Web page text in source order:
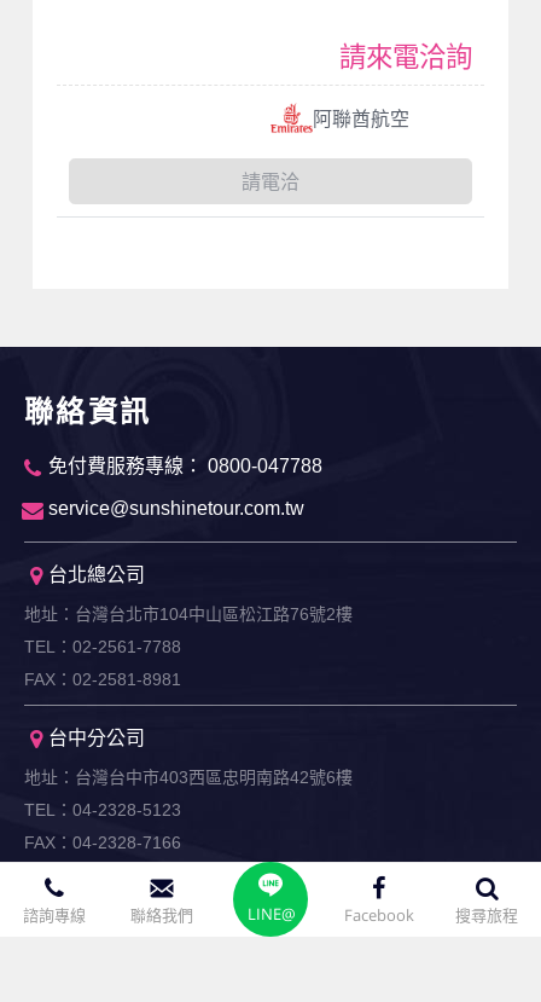
諮詢專線 聯絡我們 LINE@ Facebook 搜尋旅程
阿聯酋航空
請來電洽詢
請電洽
聯絡資訊
免付費服務專線： 0800-047788
service@sunshinetour.com.tw
台北總公司
地址：台灣台北市104中山區松江路76號2樓
TEL：02-2561-7788
FAX：02-2581-8981
台中分公司
地址：台灣台中市403西區忠明南路42號6樓
TEL：04-2328-5123
FAX：04-2328-7166
高雄分公司
地址：台灣高雄市806前鎮區二聖一路290號8樓之2